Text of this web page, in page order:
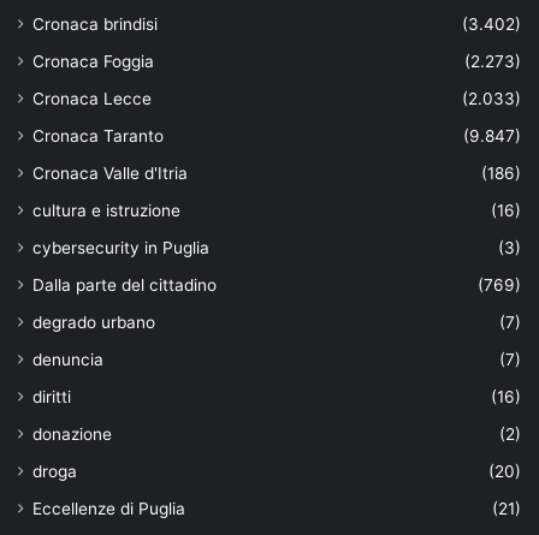
Cronaca brindisi
(3.402)
Cronaca Foggia
(2.273)
Cronaca Lecce
(2.033)
Cronaca Taranto
(9.847)
Cronaca Valle d'Itria
(186)
cultura e istruzione
(16)
cybersecurity in Puglia
(3)
Dalla parte del cittadino
(769)
degrado urbano
(7)
denuncia
(7)
diritti
(16)
donazione
(2)
droga
(20)
Eccellenze di Puglia
(21)